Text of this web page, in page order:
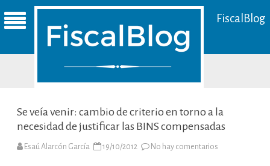
FiscalBlog
Se veía venir: cambio de criterio en torno a la
necesidad de justificar las BINS compensadas
Esaú Alarcón García 19/10/2012 No hay comentarios